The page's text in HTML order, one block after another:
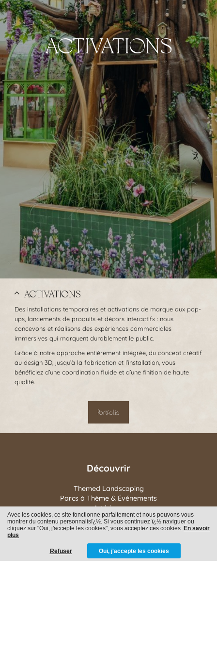
ACTIVATIONS
ACTIVATIONS
Des installations temporaires et activations de marque aux pop-
ups, lancements de produits et décors interactifs : nous
concevons et réalisons des expériences commerciales
immersives qui marquent durablement le public.
Grâce à notre approche entièrement intégrée, du concept créatif
au design 3D, jusqu’à la fabrication et l’installation, vous
bénéficiez d’une coordination fluide et d’une finition de haute
qualité.
Portfolio
Découvrir
Themed Landscaping
Parcs à Thème & Événements
Intérieur
À propos de nous
Famille
Contactez nous
Avec les cookies, ce site fonctionne parfaitement et nous pouvons vous
montrer du contenu personnalisï¿½. Si vous continuez ï¿½ naviguer ou
cliquez sur "Oui, j'accepte les cookies", vous acceptez ces cookies. En savoir
plus
Refuser Oui, j'accepte les cookies